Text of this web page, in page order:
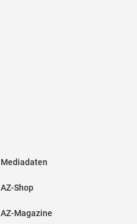
Mediadaten
AZ-Shop
AZ-Magazine